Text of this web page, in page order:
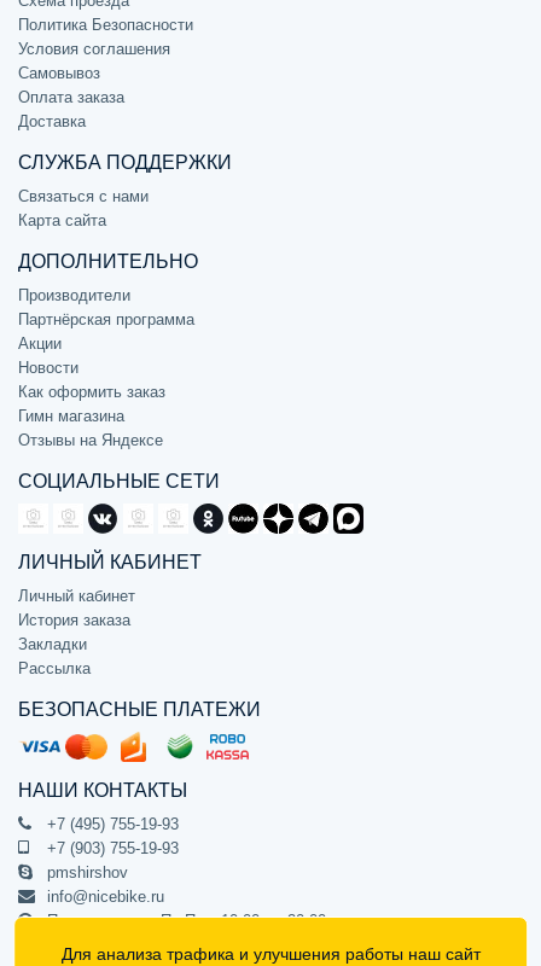
Политика Безопасности
Условия соглашения
Самовывоз
Оплата заказа
Доставка
СЛУЖБА ПОДДЕРЖКИ
Связаться с нами
Карта сайта
ДОПОЛНИТЕЛЬНО
Производители
Партнёрская программа
Акции
Новости
Как оформить заказ
Гимн магазина
Отзывы на Яндексе
СОЦИАЛЬНЫЕ СЕТИ
ЛИЧНЫЙ КАБИНЕТ
Личный кабинет
История заказа
Закладки
Рассылка
БЕЗОПАСНЫЕ ПЛАТЕЖИ
НАШИ КОНТАКТЫ
+7 (495) 755-19-93
+7 (903) 755-19-93
pmshirshov
info@nicebike.ru
Прием звонков Пн-Пт с 10:00 до 20:00
ПВЗ Пн-Пт с 10:00 до 20:00
Для анализа трафика и улучшения работы наш сайт